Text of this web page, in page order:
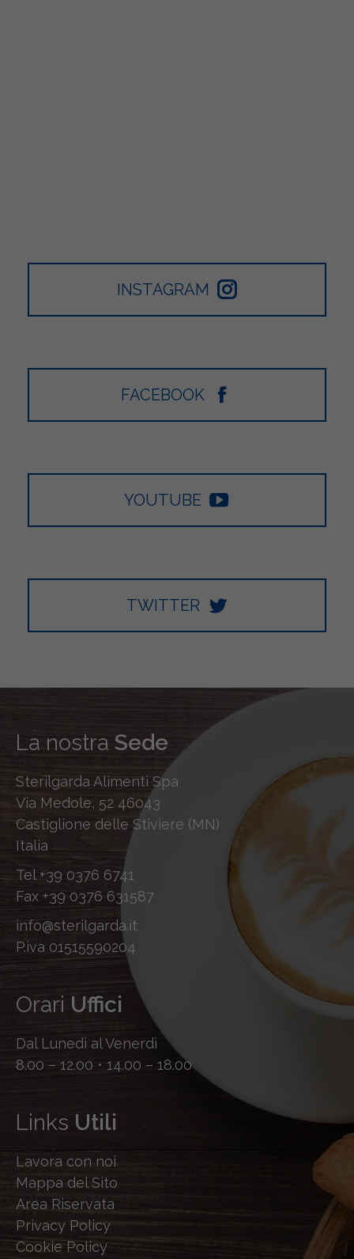
INSTAGRAM
FACEBOOK
YOUTUBE
TWITTER
La nostra Sede
Sterilgarda Alimenti Spa
Via Medole, 52 46043
Castiglione delle Stiviere (MN)
Italia
Tel +39 0376 6741
Fax +39 0376 631587
info@sterilgarda.it
P.iva 01515590204
Orari Uffici
Dal Lunedì al Venerdì
8.00 – 12.00 • 14.00 – 18.00
Links Utili
Lavora con noi
Mappa del Sito
Area Riservata
Privacy Policy
Cookie Policy